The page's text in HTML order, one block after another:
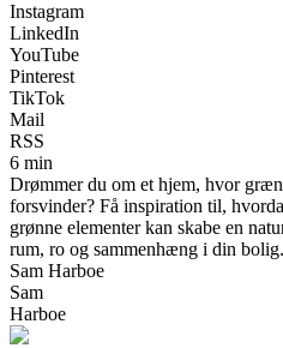
Instagram
LinkedIn
YouTube
Pinterest
TikTok
Mail
RSS
6 min
Drømmer du om et hjem, hvor
forsvinder? Få inspiration til,
grønne elementer kan skabe en
rum, ro og sammenhæng i din bolig.
Sam Harboe
Sam
Harboe